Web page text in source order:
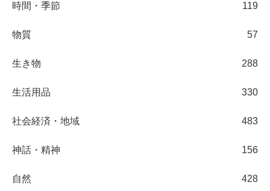
時間・季節 119
物質 57
生き物 288
生活用品 330
社会経済・地域 483
神話・精神 156
自然 428